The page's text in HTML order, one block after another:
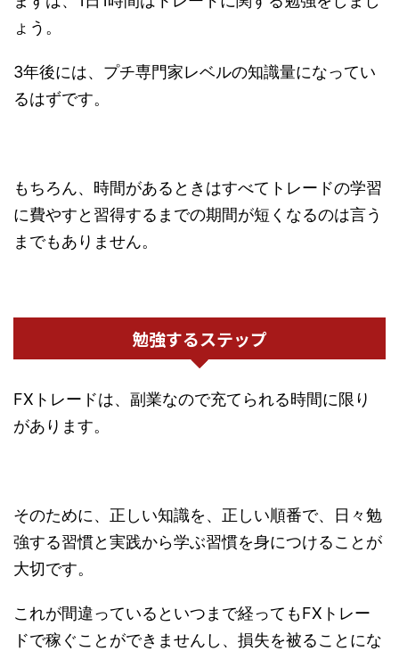
ょう。
3年後には、プチ専門家レベルの知識量になってい
るはずです。
もちろん、時間があるときはすべてトレードの学習
に費やすと習得するまでの期間が短くなるのは言う
までもありません。
勉強するステップ
FXトレードは、副業なので充てられる時間に限り
があります。
そのために、正しい知識を、正しい順番で、日々勉
強する習慣と実践から学ぶ習慣を身につけることが
大切です。
これが間違っているといつまで経ってもFXトレー
ドで稼ぐことができませんし、損失を被ることにな